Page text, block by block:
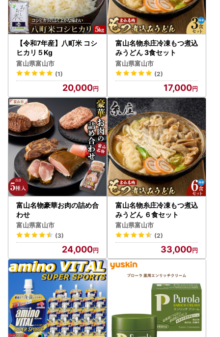
【令和7年産】八町米 コシ
ヒカリ５Kg
富山県富山市
(1)
20,000
富山名物糸庄冷凍もつ煮込
みうどん 3食セット
富山県富山市
(2)
17,000
富山名物豪華お肉の詰め合
わせ
富山県富山市
(3)
24,000
富山名物糸庄冷凍もつ煮込
みうどん ６食セット
富山県富山市
(2)
33,000